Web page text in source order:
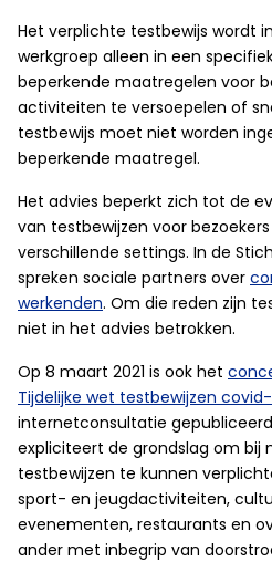
Het verplichte testbewijs wordt
werkgroep alleen in een
beperkende maatregelen voor
activiteiten te versoepelen of
testbewijs moet niet worden
beperkende maatregel.
Het advies beperkt zich tot de
van testbewijzen voor
verschillende settings. In de
spreken sociale partners over
werkenden. Om die reden zijn
niet in het advies betrokken.
Op 8 maart 2021 is ook het
Tijdelijke wet testbewijzen covid-
internetconsultatie
expliciteert de grondslag om bij
testbewijzen te kunnen
sport- en jeugdactiviteiten,
evenementen, restaurants en
ander met inbegrip van